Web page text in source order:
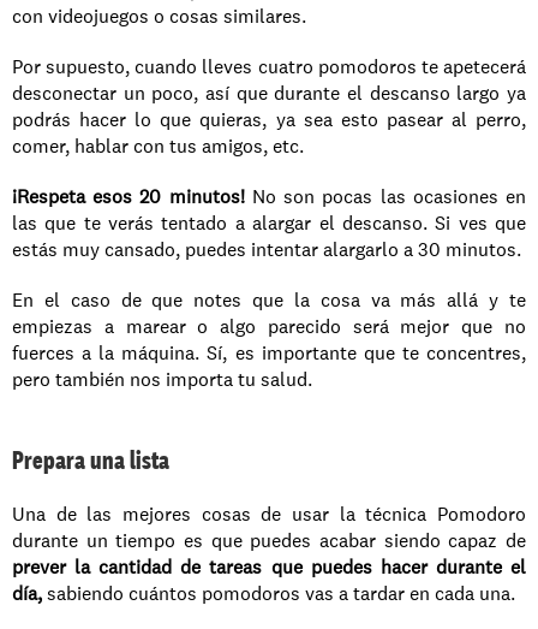
con videojuegos o cosas similares.
Por supuesto, cuando lleves cuatro pomodoros te apetecerá
desconectar un poco, así que durante el descanso largo ya
podrás hacer lo que quieras, ya sea esto pasear al perro,
comer, hablar con tus amigos, etc.
¡Respeta esos 20 minutos! No son pocas las ocasiones en
las que te verás tentado a alargar el descanso. Si ves que
estás muy cansado, puedes intentar alargarlo a 30 minutos.
En el caso de que notes que la cosa va más allá y te
empiezas a marear o algo parecido será mejor que no
fuerces a la máquina. Sí, es importante que te concentres,
pero también nos importa tu salud.
Prepara una lista
Una de las mejores cosas de usar la técnica Pomodoro
prever la cantidad de tareas que puedes hacer durante el
día, sabiendo cuántos pomodoros vas a tardar en cada una.